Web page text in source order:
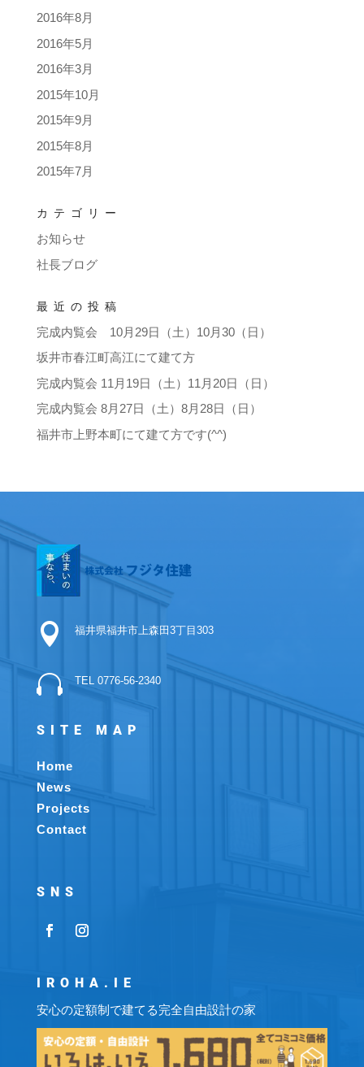
2016年8月
2016年5月
2016年3月
2015年10月
2015年9月
2015年8月
2015年7月
カテゴリー
お知らせ
社長ブログ
最近の投稿
完成内覧会 10月29日（土）10月30（日）
坂井市春江町高江にて建て方
完成内覧会 11月19日（土）11月20日（日）
完成内覧会 8月27日（土）8月28日（日）
福井市上野本町にて建て方です(^^)
 福井県福井市上森田3丁目303
 TEL 0776-56-2340
SITE MAP
Home
News
Projects
Contact
SNS
IROHA.IE
安心の定額制で建てる完全自由設計の家